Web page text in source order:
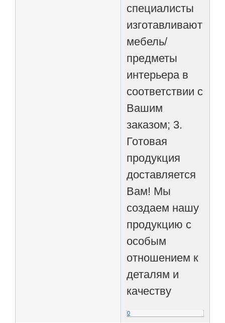
специалисты
изготавливают
мебель/
предметы
интерьера в
соответствии с
Вашим
заказом; 3.
Готовая
продукция
доставляется
Вам! Мы
создаем нашу
продукцию с
особым
отношением к
деталям и
качеству
0